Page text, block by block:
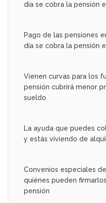
día se cobra la pensión
Pago de las pensiones
día se cobra la pensión
Vienen curvas para los
pensión cubrirá menor
sueldo
La ayuda que puedes
y estás viviendo de
Convenios especiales
quiénes pueden
pensión